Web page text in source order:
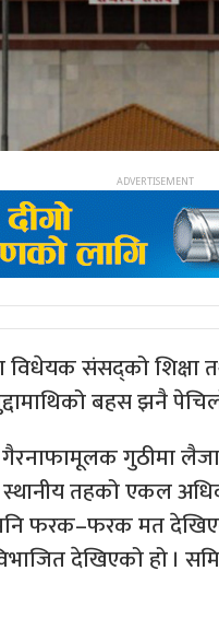
विधेयक संसद्को
मुद्दामाथिको बहस झनै
गुठीमा
स्थानीय तहको एकल
फरक–फरक मत
देखिएको हो ।